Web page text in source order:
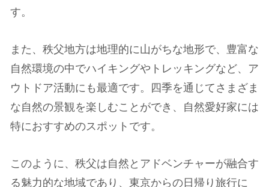
す。
また、秩父地方は地理的に山がちな地形で、豊富な
自然環境の中でハイキングやトレッキングなど、ア
ウトドア活動にも最適です。四季を通じてさまざま
な自然の景観を楽しむことができ、自然愛好家には
特におすすめのスポットです。
このように、秩父は自然とアドベンチャーが融合す
る魅力的な地域であり、東京からの日帰り旅行に